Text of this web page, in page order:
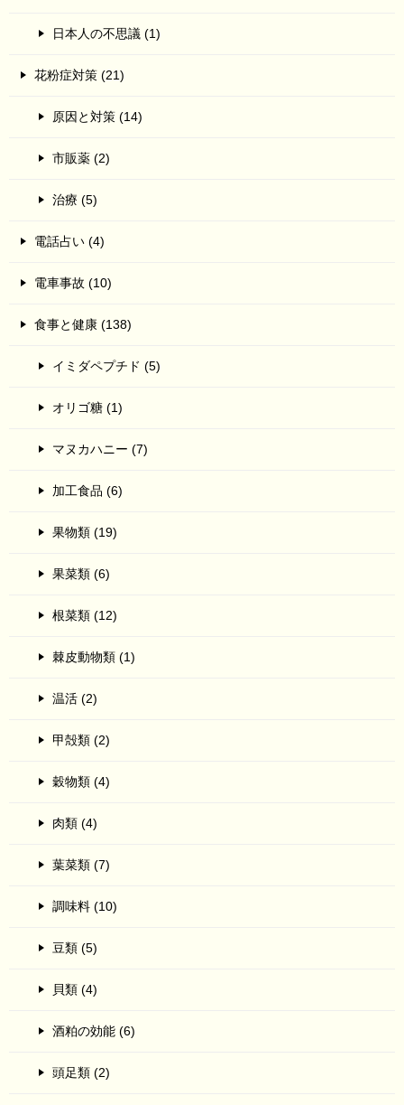
日本人の不思議 (1)
花粉症対策 (21)
原因と対策 (14)
市販薬 (2)
治療 (5)
電話占い (4)
電車事故 (10)
食事と健康 (138)
イミダペプチド (5)
オリゴ糖 (1)
マヌカハニー (7)
加工食品 (6)
果物類 (19)
果菜類 (6)
根菜類 (12)
棘皮動物類 (1)
温活 (2)
甲殻類 (2)
穀物類 (4)
肉類 (4)
葉菜類 (7)
調味料 (10)
豆類 (5)
貝類 (4)
酒粕の効能 (6)
頭足類 (2)